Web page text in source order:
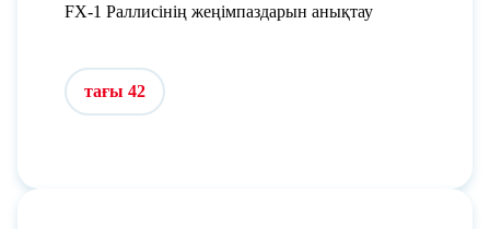
FX-1 Раллисінің жеңімпаздарын анықтау
тағы 42